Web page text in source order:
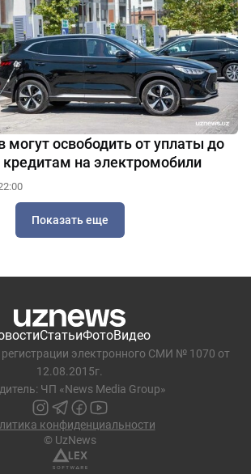
могут освободить от уплаты до
кредитам на электромобили
Показать еще
СтатьиФотоВидео
регистрации электронного СМИ № 1070 от
12.08.2015г.
ЧП «News Media Group»
конфиденциальности
© UzNews